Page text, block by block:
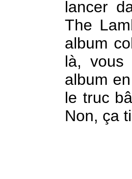
lancer
The
album
là,
album
le truc